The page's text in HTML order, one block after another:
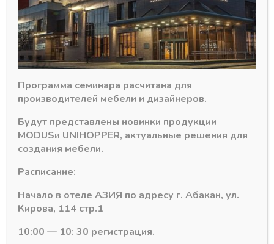
Unihopper Magic Box, 400 мм 3D с
фиксатором (комплект) с
доводчиком
1287,50₽
Количество
товара
для
Unihopper
Magic
400
+ В корзину
Категория:Система ящиков Unihopper Magic Box
Программа семинара расчитана для
производителей мебели и дизайнеров.
Будут представлены новинки продукции
MODUSи UNIHOPPER, актуальные решения для
создания мебели.
Расписание:
Начало в отеле АЗИЯ по адресу г. Абакан, ул.
Кирова, 114 стр.1
10:00 — 10: 30 регистрация.